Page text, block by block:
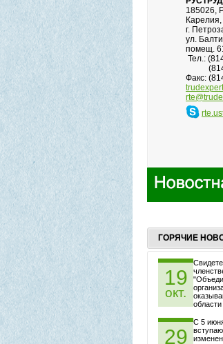
185026,
Карелия,
г.
ул.
помещ.
Тел.:
Факс:
ГОРЯЧИЕ
19
окт.
29
С 5